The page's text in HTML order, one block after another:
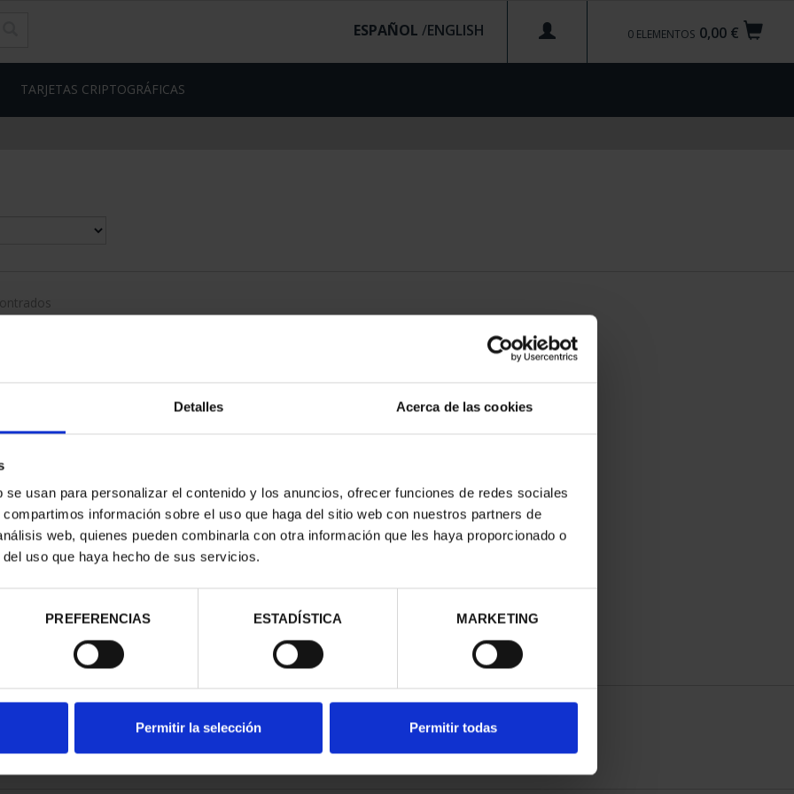
Detalles Acerca de las cookies
usan para personalizar el contenido y los anuncios, ofrecer funciones de redes sociales
información sobre el uso que haga del sitio web con nuestros partners de
web, quienes pueden combinarla con otra información que les haya proporcionado o
uso que haya hecho de sus servicios.
PREFERENCIAS ESTADÍSTICA MARKETING
Permitir la selección Permitir todas
0,00 €
0 ELEMENTOS
ESPAÑOL /
TARJETAS CRIPTOGRÁFICAS
-